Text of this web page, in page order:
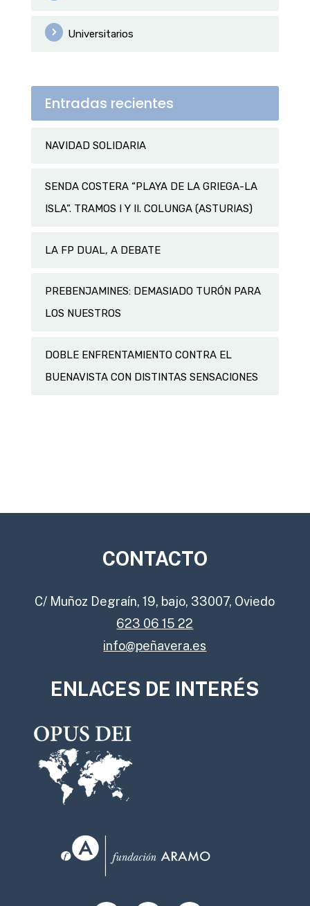
Universitarios
Entradas recientes
NAVIDAD SOLIDARIA
SENDA COSTERA “PLAYA DE LA GRIEGA-LA
ISLA”. TRAMOS I Y II. COLUNGA (ASTURIAS)
LA FP DUAL, A DEBATE
PREBENJAMINES: DEMASIADO TURÓN PARA
LOS NUESTROS
DOBLE ENFRENTAMIENTO CONTRA EL
BUENAVISTA CON DISTINTAS SENSACIONES
CONTACTO
C/ Muñoz Degraín, 19, bajo, 33007, Oviedo
623 06 15 22
info@peñavera.es
ENLACES DE INTERÉS